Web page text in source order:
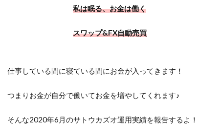
私は眠る、お金は働く
スワップ&FX自動売買
仕事している間に寝ている間にお金が入ってきます！
つまりお金が自分で働いてお金を増やしてくれます♪
そんな2020年6月のサトウカズオ運用実績を報告するよ！